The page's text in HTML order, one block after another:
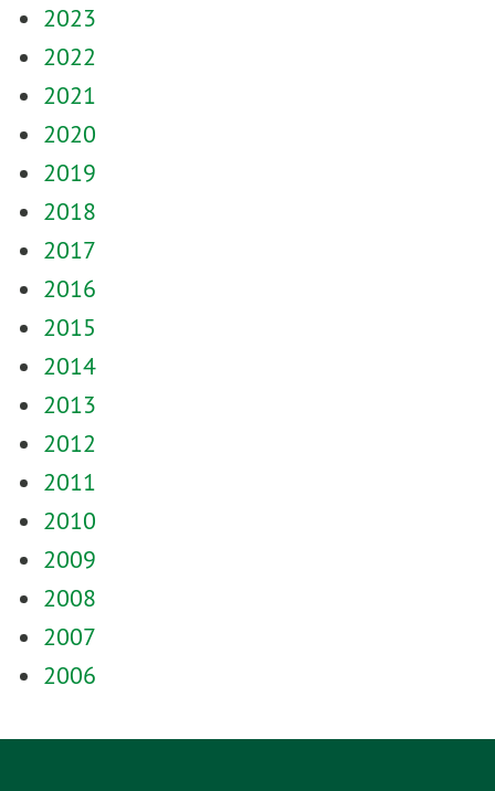
2023
2022
2021
2020
2019
2018
2017
2016
2015
2014
2013
2012
2011
2010
2009
2008
2007
2006